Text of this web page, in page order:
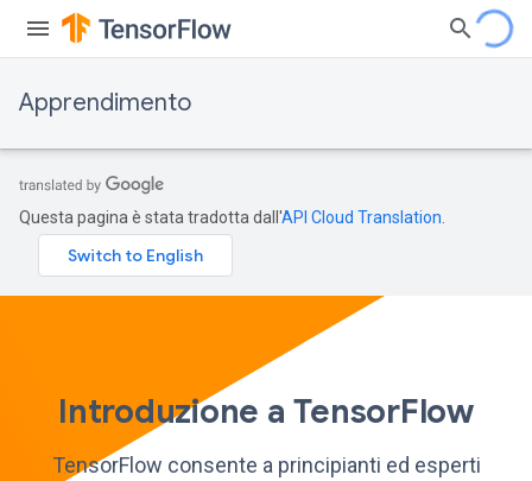
Apprendimento
Questa pagina è stata tradotta dall'API Cloud Translation
Introduzione a TensorFlow
TensorFlow consente a principianti ed esperti